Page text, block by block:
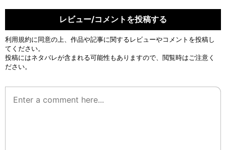
レビュー/コメントを投稿する
利用規約に同意の上、作品や記事に関するレビューやコメントを投稿し
てください。
投稿にはネタバレが含まれる可能性もありますので、閲覧時はご注意く
ださい。